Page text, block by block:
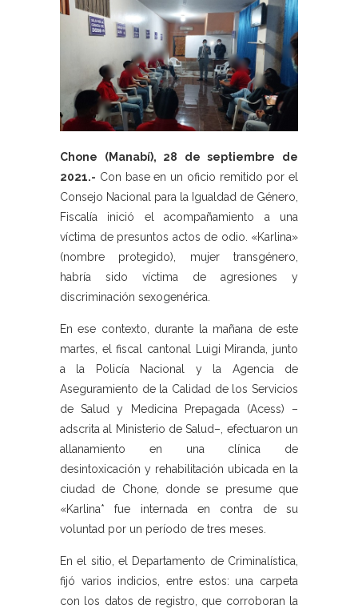
Chone (Manabí), 28 de septiembre de
2021.- Con base en un oficio remitido por el
Consejo Nacional para la Igualdad de Género,
Fiscalía inició el acompañamiento a una
víctima de presuntos actos de odio. «Karlina»
(nombre protegido), mujer transgénero,
habría sido víctima de agresiones y
discriminación sexogenérica.
En ese contexto, durante la mañana de este
martes, el fiscal cantonal Luigi Miranda, junto
a la Policía Nacional y la Agencia de
Aseguramiento de la Calidad de los Servicios
de Salud y Medicina Prepagada (Acess) –
adscrita al Ministerio de Salud–, efectuaron un
allanamiento en una clínica de
desintoxicación y rehabilitación ubicada en la
ciudad de Chone, donde se presume que
«Karlina* fue internada en contra de su
voluntad por un período de tres meses.
En el sitio, el Departamento de Criminalística,
fijó varios indicios, entre estos: una carpeta
con los datos de registro, que corroboran la